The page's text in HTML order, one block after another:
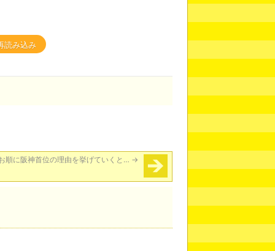
読み込み
順に阪神首位の理由を挙げていくと… →